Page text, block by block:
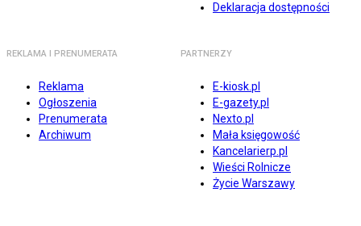
Deklaracja dostępności
REKLAMA I PRENUMERATA
Reklama
Ogłoszenia
Prenumerata
Archiwum
PARTNERZY
E-kiosk.pl
E-gazety.pl
Nexto.pl
Mała księgowość
Kancelarierp.pl
Wieści Rolnicze
Życie Warszawy